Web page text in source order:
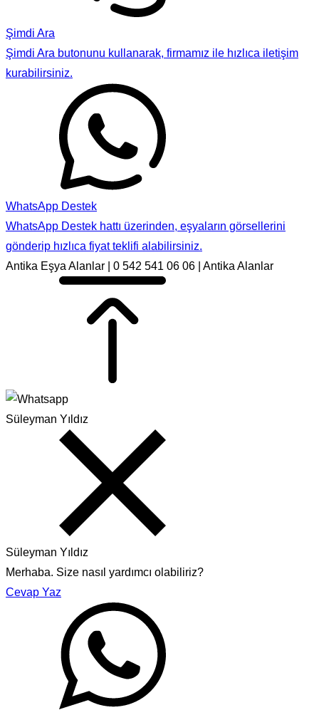
Şimdi Ara
Şimdi Ara butonunu kullanarak, firmamız ile hızlıca iletişim
kurabilirsiniz.
WhatsApp Destek
WhatsApp Destek hattı üzerinden, eşyaların görsellerini
gönderip hızlıca fiyat teklifi alabilirsiniz.
Antika Eşya Alanlar | 0 542 541 06 06 | Antika Alanlar
Süleyman Yıldız
Süleyman Yıldız
Merhaba. Size nasıl yardımcı olabiliriz?
Cevap Yaz